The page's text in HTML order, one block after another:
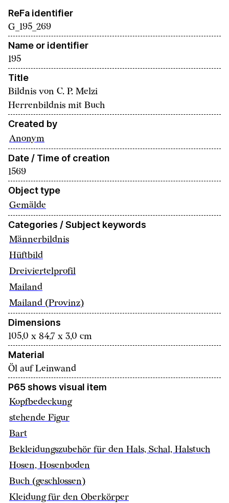
ReFa identifier
G_195_269
Name or identifier
195
Title
Bildnis von C. P. Melzi
Herrenbildnis mit Buch
Created by
Anonym
Date / Time of creation
1569
Object type
Gemälde
Categories / Subject keywords
Männerbildnis
Hüftbild
Dreiviertelprofil
Mailand
Mailand (Provinz)
Dimensions
105,0 x 84,7 x 3,0 cm
Material
Öl auf Leinwand
P65 shows visual item
Kopfbedeckung
stehende Figur
Bart
Bekleidungszubehör für den Hals, Schal, Halstuch
Hosen, Hosenboden
Buch (geschlossen)
Kleidung für den Oberkörper